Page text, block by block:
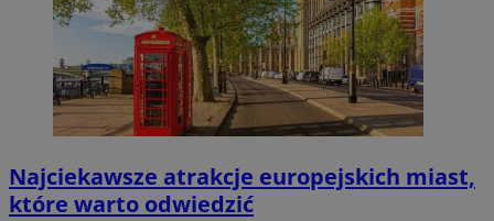
Najciekawsze atrakcje europejskich miast,
które warto odwiedzić